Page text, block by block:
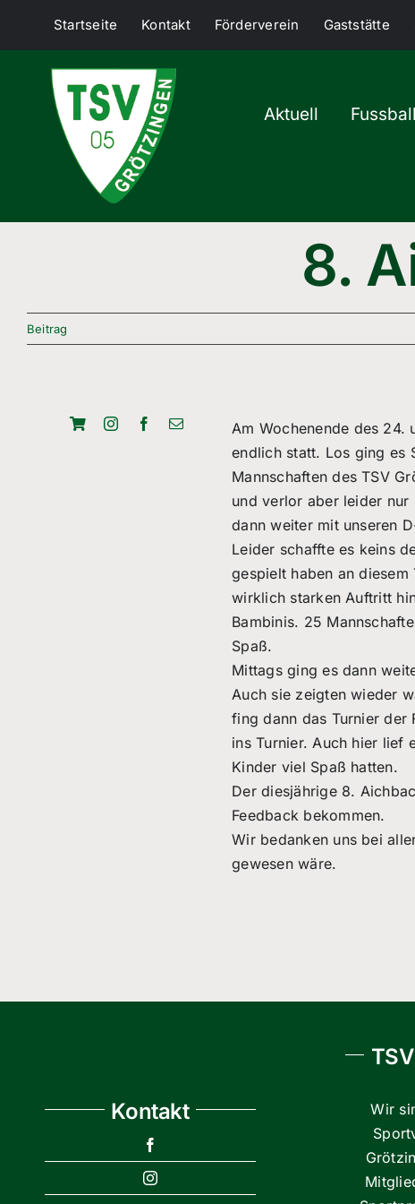
Startseite Kontakt Förderverein Gaststätte
Aktuell Fussball
8.
Beitrag
Am Wochenende des 24.
endlich statt. Los ging es
Mannschaften des TSV
und verlor aber leider
dann weiter mit unseren
Leider schaffte es keins
gespielt haben an
wirklich starken Auftritt
Bambinis. 25
Spaß.
Mittags ging es dann
Auch sie zeigten wieder
fing dann das Turnier der
ins Turnier. Auch hier lief
Kinder viel Spaß hatten.
Der diesjährige 8.
Feedback bekommen.
Wir bedanken uns bei
gewesen wäre.
Kontakt
Wir